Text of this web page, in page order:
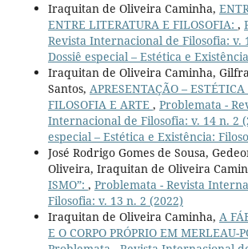
Iraquitan de Oliveira Caminha,
ENTRE LITERATURA E FILOSOFIA: ,
Revista Internacional de Filosofia: v.
Dossiê especial – Estética e
Iraquitan de Oliveira Caminha,
Santos, APRESENTAÇÃO –
FILOSOFIA E ARTE , Problemata -
Internacional de Filosofia: v. 14 n. 2
especial – Estética e Existência:
José Rodrigo Gomes de Sousa,
Oliveira, Iraquitan de Oliveira
ISMO”: , Problemata - Revista
Filosofia: v. 13 n. 2 (2022)
Iraquitan de Oliveira Caminha, A
E O CORPO PRÓPRIO EM MERLEAU-